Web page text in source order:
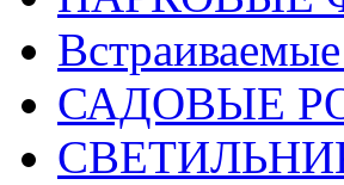
САДОВЫЕ